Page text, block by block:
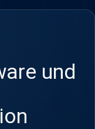
und